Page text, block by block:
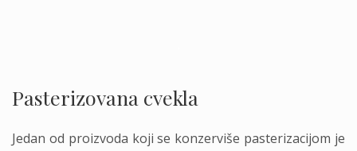
Pasterizovana cvekla
Jedan od proizvoda koji se konzerviše pasterizacijom je